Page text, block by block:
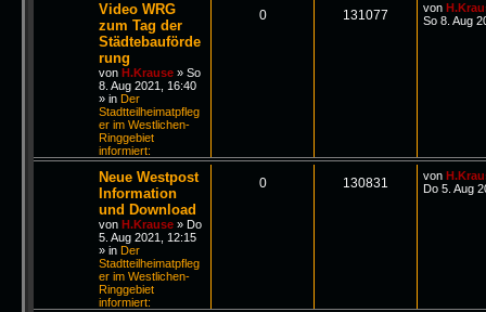
Video WRG
zum Tag der
Städtebauförde
rung
von H.Krause » So
8. Aug 2021, 16:40
» in Der
Stadtteilheimatpfleg
er im Westlichen-
Ringgebiet
informiert:
0 131077 von
So 8. Aug
Neue Westpost
Information
und Download
von H.Krause » Do
5. Aug 2021, 12:15
» in Der
Stadtteilheimatpfleg
er im Westlichen-
Ringgebiet
informiert:
0 130831 von
Do 5. Aug